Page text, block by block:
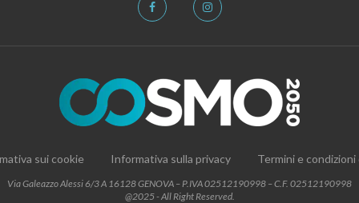
sui cookie Informativa sulla privacy Termini e condizioni
Via Galeazzo Alessi 6/3 A 16128 GENOVA – P.IVA 02512190998 – C.F. 02512190998
@2025 - All Right Reserved.